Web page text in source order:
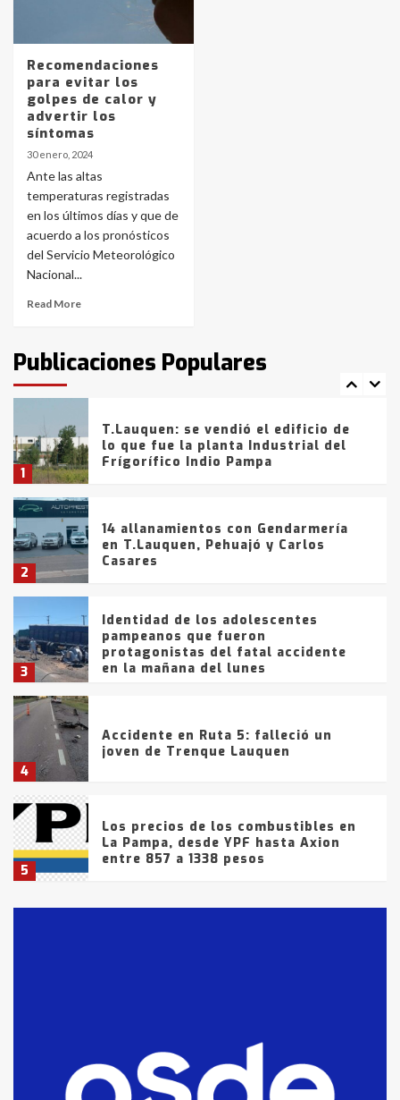
Recomendaciones
para evitar los
golpes de calor y
advertir los
síntomas
30 enero, 2024
Ante las altas
temperaturas registradas
en los últimos días y que de
acuerdo a los pronósticos
del Servicio Meteorológico
Nacional...
Read More
Publicaciones Populares
4
Accidente en Ruta 5: falleció un
joven de Trenque Lauquen
5
6
La Bolsa de Cereales de Bahía
Blanca anticipa que Agosto vendrá
con lluvias y heladas, en gran parte
fueron detenidos por
comercialización de drogas en la
tarde del sábado
1
T.Lauquen: se vendió el edificio de
lo que fue la planta Industrial del
Frígorífico Indio Pampa
2
14 allanamientos con Gendarmería
en T.Lauquen, Pehuajó y Carlos
Casares
3
Identidad de los adolescentes
pampeanos que fueron
protagonistas del fatal accidente
en la mañana del lunes
4
Accidente en Ruta 5: falleció un
joven de Trenque Lauquen
5
Los precios de los combustibles en
La Pampa, desde YPF hasta Axion
entre 857 a 1338 pesos
fueron detenidos por
comercialización de drogas en la
tarde del sábado